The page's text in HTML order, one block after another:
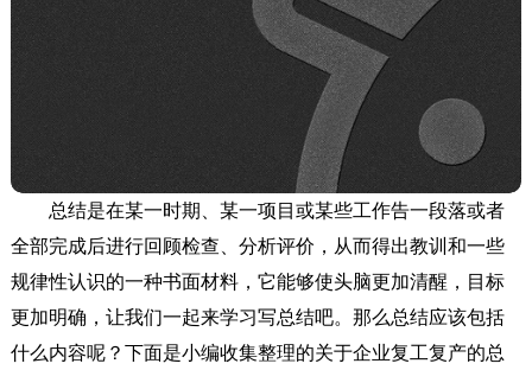
总结是在某一时期、某一项目或某些工作告一段落或者
全部完成后进行回顾检查、分析评价，从而得出教训和一些
规律性认识的一种书面材料，它能够使头脑更加清醒，目标
更加明确，让我们一起来学习写总结吧。那么总结应该包括
什么内容呢？下面是小编收集整理的关于企业复工复产的总